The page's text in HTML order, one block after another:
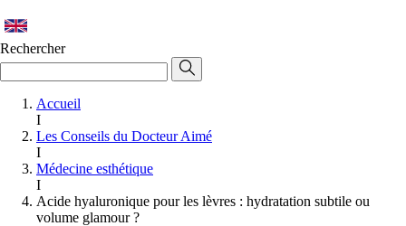
Rechercher
Accueil
I
Les Conseils du Docteur Aimé
I
Médecine esthétique
I
Acide hyaluronique pour les lèvres : hydratation subtile ou
volume glamour ?